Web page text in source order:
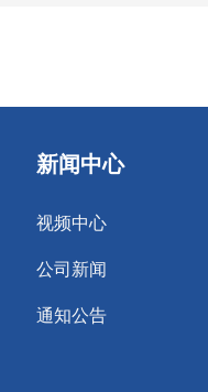
新闻中心
视频中心
公司新闻
通知公告